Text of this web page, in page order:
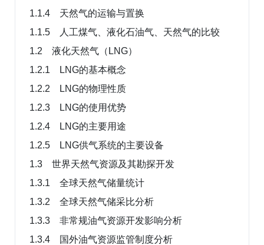
1.1.4 天然气的运输与置换
1.1.5 人工煤气、液化石油气、天然气的比较
1.2 液化天然气（LNG）
1.2.1 LNG的基本概念
1.2.2 LNG的物理性质
1.2.3 LNG的使用优势
1.2.4 LNG的主要用途
1.2.5 LNG供气系统的主要设备
1.3 世界天然气资源及其勘探开发
1.3.1 全球天然气储量统计
1.3.2 全球天然气储采比分析
1.3.3 非常规油气资源开发影响分析
1.3.4 国外油气资源监管制度分析